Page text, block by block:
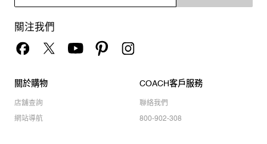
關注我們
關於購物
店舖查詢
網站導航
COACH客戶服務
聯絡我們
800-902-308